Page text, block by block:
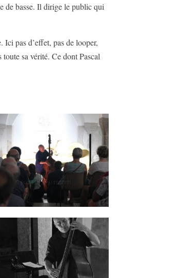
de basse. Il dirige le public qui
pas d’effet, pas de looper,
sa vérité. Ce dont Pascal